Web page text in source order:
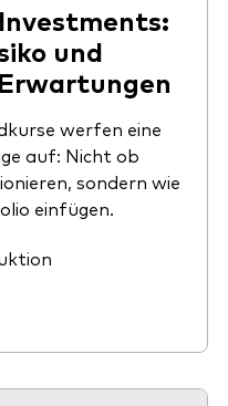
und
werfen eine
auf: Nicht ob
sondern wie
einfügen.